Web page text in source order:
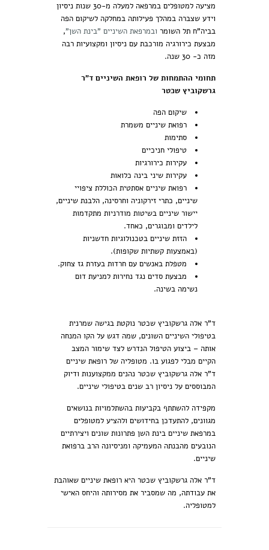
מציעה למטופלים במרפאה למעלה מ-30 שנות ניסיון
וידע שצברה במהלך פעילותה במחלקה לשיקום הפה
בביה"ח תל השומר ובמרפאת השיניים "בינת השן",
מבצעת כירורגיה מורכבת עם ניסיון ומקצועיות רבה
מזה כ- 30 שנה.
תחומי ההתמחות של רופאת השיניים ד"ר
גרשקוביץ שכטר
שיקום הפה
רפואת שיניים משמרת
סתימות
טיפולי חניכיים
עקירות כירורגיות
עקירות שיני בינה כלואות
רפואת שיניים אסתטית הכוללת ציפויי
שיניים, כתרי זירקוניה וחרסינה, הלבנת שיניים,
יישור שיניים בשיטות מודרניות מתקדמות
לילדים ומבוגרים, כאחד.
הזזת שיניים בטכנולוגיות חדשניות
(באמצעות קשתיות שקופות).
מטפלת באנשים עם חרדות בעזרת גז צחוק.
מבצעת סדים נגד נחירות למניעת דום
נשימה בשינה.
ד"ר אלה גרשקוביץ שכטר נוקטת בגישה שמרנית
בטיפולי השיניים השונים, שמה דגש על הקו המנחה
אותה – ביצוע הטיפול הנדרש לצד שימור המצב
הקיים מבלי לפגוע בו. מטופליה של רופאת שיניים
ד"ר אלה גרשקוביץ שכטר נהנים ממקצוענות ודיוק
המבוססים על ניסיון רב שנים בטיפולי שיניים.
מקפידה להשתתף בקביעות בהשתלמויות בנושאים
מגוונים, להתעדכן בחידושים ולהציע למטופלים
במרפאת שיניים בינת השן פתרונות שונים ויצירתיים
הנובעים מהבנתה המעמיקה ומניסיונה הרב ברפואת
שיניים.
ד"ר אלה גרשקוביץ שכטר היא רופאת שיניים שאוהבת
את עבודתה, מה שמסביר את מסירותה והיחס האישי
למטופליה.